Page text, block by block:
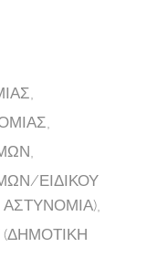
ΕΙΔΙΚΟΥ
(ΔΗΜΟΤΙΚΗ